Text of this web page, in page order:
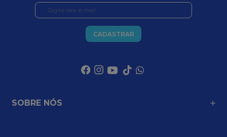
CADASTRAR
SOBRE NÓS